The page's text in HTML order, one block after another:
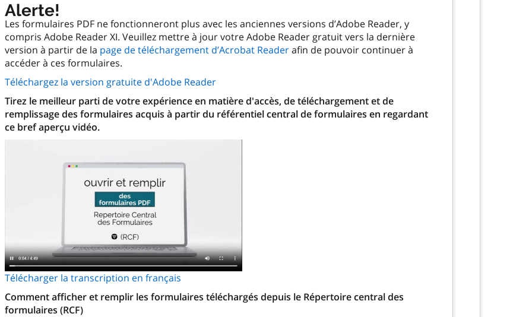
Alerte!
Les formulaires PDF ne fonctionneront plus avec les anciennes versions d’Adobe Reader, y
compris Adobe Reader XI. Veuillez mettre à jour votre Adobe Reader gratuit vers la dernière
version à partir de la page de téléchargement d’Acrobat Readerafin de pouvoir continuer à
accéder à ces formulaires.
Téléchargez la version gratuite d'Adobe Reader
Tirez le meilleur parti de votre expérience en matière d'accès, de téléchargement et de
remplissage des formulaires acquis à partir du référentiel central de formulaires en regardant
ce bref aperçu vidéo.
Télécharger la transcription en français
Comment afficher et remplir les formulaires téléchargés depuis le Répertoire central des
formulaires (RCF)